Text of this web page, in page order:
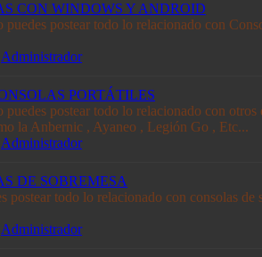
CON WINDOWS Y ANDROID
puedes postear todo lo relacionado con
Administrador
PORTÁTILES
puedes postear todo lo relacionado con otros
la Anbernic , Ayaneo , Legión Go , Etc...
Administrador
DE SOBREMESA
postear todo lo relacionado con consolas de
Administrador